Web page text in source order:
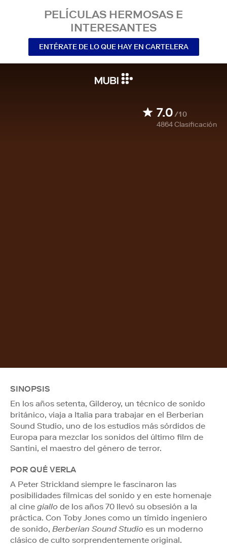
PELÍCULAS HERMOSAS E
INTERESANTES
ENTÉRATE DE LO QUE HAY EN CARTELERA
7.0/10
4864Clasificación
SINOPSIS
En los años setenta, Gilderoy, un técnico de sonido
británico, viaja a Italia para trabajar en el Berberian
Sound Studio, uno de los estudios más sórdidos de
Europa para mezclar los sonidos del último film de
Santini, el maestro del género de terror.
POR QUÉ VERLA
A Peter Strickland siempre le fascinaron las
posibilidades fílmicas del sonido y en este homenaje
al cine giallo de los años 70 llevó su obsesión a la
práctica. Con Toby Jones como un tímido ingeniero
de sonido, Berberian Sound Studio es un moderno
clásico de culto sorprendentemente original.